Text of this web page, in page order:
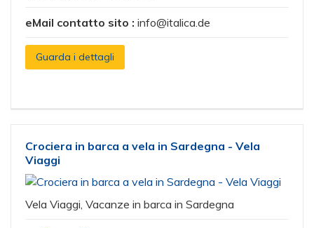
eMail contatto sito : info@italica.de
Guarda i dettagli
Crociera in barca a vela in Sardegna - Vela
Viaggi
Vela Viaggi, Vacanze in barca in Sardegna